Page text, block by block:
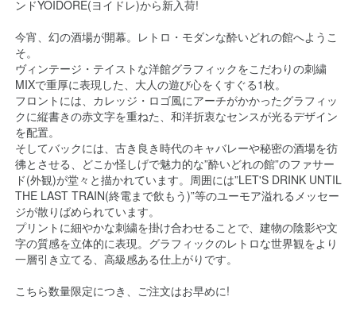
ンドYOIDORE(ヨイドレ)から新入荷!
今宵、幻の酒場が開幕。レトロ・モダンな酔いどれの館へようこ
そ。
ヴィンテージ・テイストな洋館グラフィックをこだわりの刺繍
MIXで重厚に表現した、大人の遊び心をくすぐる1枚。
フロントには、カレッジ・ロゴ風にアーチがかかったグラフィッ
クに縦書きの赤文字を重ねた、和洋折衷なセンスが光るデザイン
を配置。
そしてバックには、古き良き時代のキャバレーや秘密の酒場を彷
彿とさせる、どこか怪しげで魅力的な”酔いどれの館”のファサー
ド(外観)が堂々と描かれています。周囲には”LET'S DRINK UNTIL
THE LAST TRAIN(終電まで飲もう)”等のユーモア溢れるメッセー
ジが散りばめられています。
プリントに細やかな刺繍を掛け合わせることで、建物の陰影や文
字の質感を立体的に表現。グラフィックのレトロな世界観をより
一層引き立てる、高級感ある仕上がりです。
こちら数量限定につき、ご注文はお早めに!